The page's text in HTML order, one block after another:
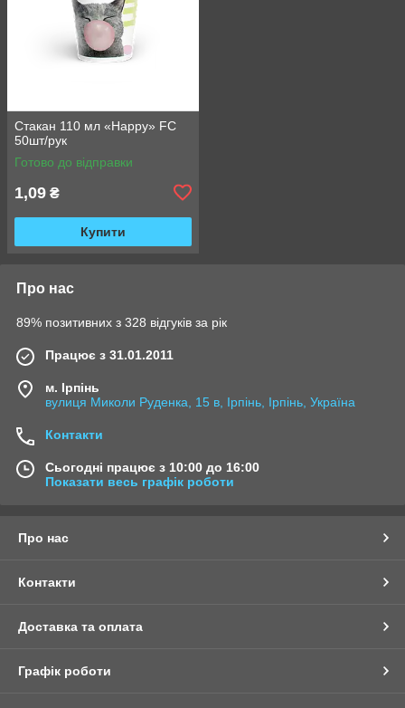
Стакан 110 мл «Happy» FC
50шт/рук
Готово до відправки
1,09 ₴
Купити
Про нас
89% позитивних з 328 відгуків за рік
Працює з 31.01.2011
м. Ірпінь
вулиця Миколи Руденка, 15 в, Ірпінь, Ірпінь, Україна
Контакти
Сьогодні працює з 10:00 до 16:00
Показати весь графік роботи
Про нас
Контакти
Доставка та оплата
Графік роботи